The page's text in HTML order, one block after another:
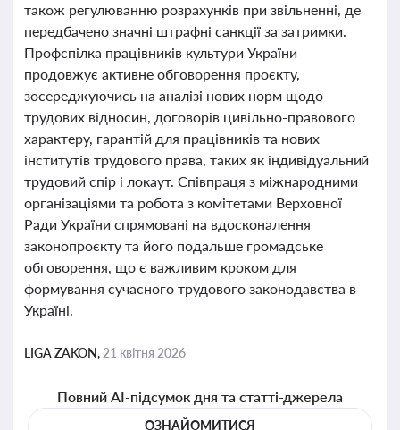
також регулюванню розрахунків при звільненні, де
передбачено значні штрафні санкції за затримки.
Профспілка працівників культури України
продовжує активне обговорення проєкту,
зосереджуючись на аналізі нових норм щодо
трудових відносин, договорів цивільно-правового
характеру, гарантій для працівників та нових
інститутів трудового права, таких як індивідуальний
трудовий спір і локаут. Співпраця з міжнародними
організаціями та робота з комітетами Верховної
Ради України спрямовані на вдосконалення
законопроєкту та його подальше громадське
обговорення, що є важливим кроком для
формування сучасного трудового законодавства в
Україні.
LIGA ZAKON, 21 квітня 2026
Повний AI-підсумок дня та статті-джерела
ОЗНАЙОМИТИСЯ